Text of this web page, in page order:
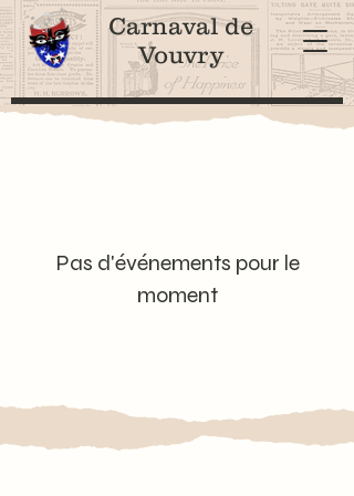
Carnaval de
Vouvry
Pas d'événements pour le
moment